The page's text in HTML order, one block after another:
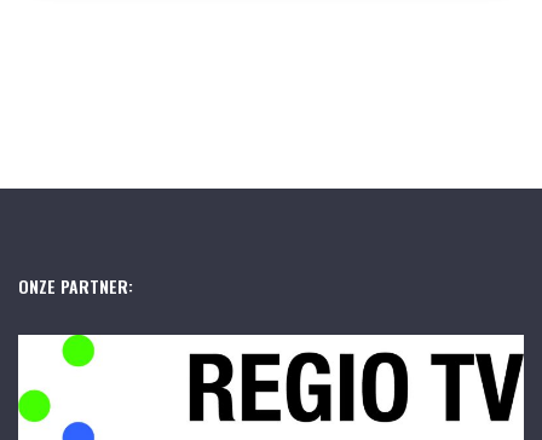
ONZE PARTNER: